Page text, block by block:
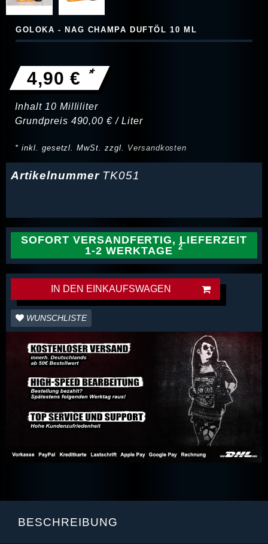
GOLOKA - NAG CHAMPA DUFTÖL 10 ML
4,90 € *
Inhalt 10 Milliliter
Grundpreis 490,00 € / Liter
* inkl. gesetzl. MwSt. zzgl. Versandkosten
Artikelnummer TK051
SOFORT VERSANDFERTIG, LIEFERZEIT
1-2 WERKTAGE
IN DEN EINKAUFSWAGEN
WUNSCHLISTE
BESCHREIBUNG